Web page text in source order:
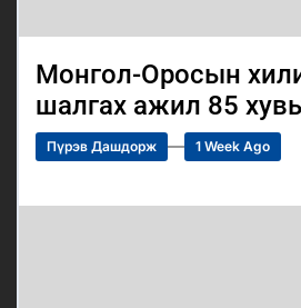
Монгол-Оросын
шалгах ажил 85
Пүрэв Дашдорж 1 Week Ago